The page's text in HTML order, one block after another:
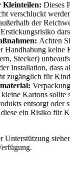
Kleinteilen: Dieses
verschluckt
der
Achten
Handhabung keine
Stecker)
Installation, dass
zugänglich für
Kartons sollte
entsorgt oder
ein Risiko für
Unterstützung